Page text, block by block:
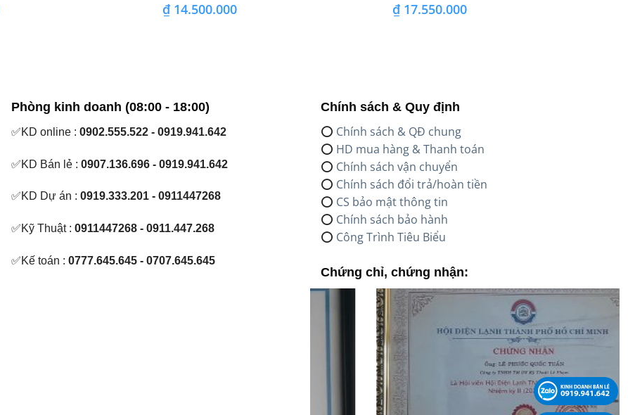
₫14.500.000 ₫ 17.550.000
Phòng kinh doanh (08:00 - 18:00)
✅KD online : 0902.555.522 - 0919.941.642
✅KD Bán lẻ : 0907.136.696 - 0919.941.642
✅KD Dự án : 0919.333.201 - 0911447268
✅Kỹ Thuật : 0911447268 - 0911.447.268
✅Kế toán : 0777.645.645 - 0707.645.645
Chính sách & Quy định
⭕ Chính sách & QĐ chung
⭕ HD mua hàng & Thanh toán
⭕ Chính sách vận chuyển
⭕ Chính sách đổi trả/hoàn tiền
⭕ CS bảo mật thông tin
⭕ Chính sách bảo hành
⭕ Công Trình Tiêu Biểu
Chứng chỉ, chứng nhận: